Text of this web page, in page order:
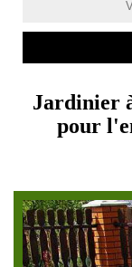
Jardinier
pour